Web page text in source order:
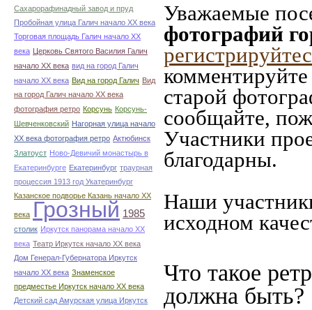
Сахарорафинадный завод и пруд
Пробойная улица Галич начало ХХ века
Торговая площадь Галич начало ХХ
века Церковь Святого Василия Галич
начало ХХ века вид на город Галич
начало ХХ века Вид на город Галич Вид
на город Галич начало ХХ века
фотография ретро Корсунь Корсунь-
Шевченковский Нагорная улица начало
ХХ века фотография ретро Актюбинск
Златоуст Ново-Девичий монастырь в
Екатеринбурге Екатеринбург траурная
процессия 1913 год Укатеринбург
Казанское подворье Казань начало ХХ
века Грозный 1985
столик Иркутск панорама начало ХХ
века Театр Иркутск начало ХХ века
Дом Генерал-Губернатора Иркутск
начало ХХ века Знаменское
предместье Иркутск начало ХХ века
Детский сад Амурская улица Иркутск
Уважаемые
фотографий
старой
сообщайте,
Участники
благодарны.
Наши
исходном
Что такое
должна быть?